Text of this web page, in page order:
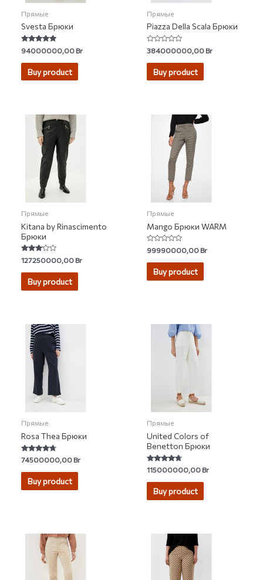
Прямые
Svesta Брюки
Rated
5.00
out of 5
94000000,00Br
Buy product
Прямые
Piazza Della Scala Брюки
Rated
0
out
384000000,00Br
Buy product
Прямые
Kitana by Rinascimento
Брюки
Rated
3.00
out of 5
127250000,00Br
Buy product
Прямые
Mango Брюки WARM
Rated
0
out
99990000,00Br
Buy product
Прямые
Rosa Thea Брюки
Rated
4.45
out of 5
74500000,00Br
Buy product
Прямые
United Colors of
Benetton Брюки
Rated
4.50
out of 5
115000000,00Br
Buy product